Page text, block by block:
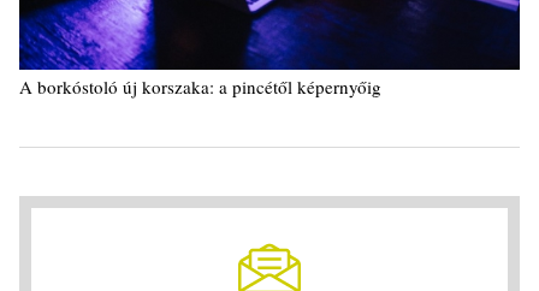
A borkóstoló új korszaka: a pincétől képernyőig